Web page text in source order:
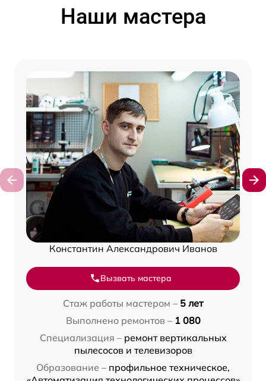
Наши мастера
Константин Александрович Иванов
Вызвать мастера
Стаж работы мастером – 5 лет
Выполнено ремонтов – 1 080
Специализация – ремонт вертикальных
пылесосов и телевизоров
Образование – профильное техническое,